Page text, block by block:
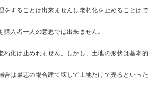
をすることは出来ませんし老朽化を止めることはで
購入者一人の意思では出来ません。
朽化は止めれません。しかし、土地の形状は基本的
合は最悪の場合建て壊して土地だけで売るといった